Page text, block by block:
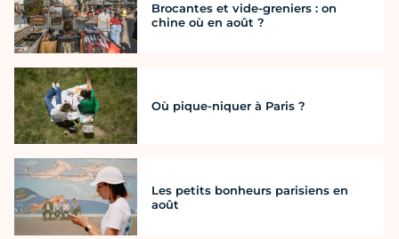
Brocantes et vide-greniers : on
chine où en août ?
Où pique-niquer à Paris ?
Les petits bonheurs parisiens en
août